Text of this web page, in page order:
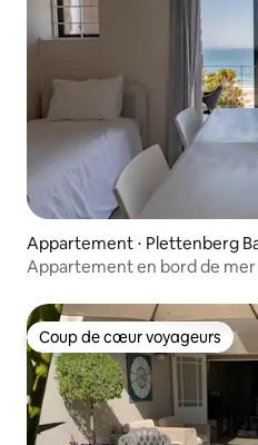
Appartement ⋅ Plettenberg
Appartement en bord de mer
Coup de cœur voyageurs
Coup de cœur voyageurs